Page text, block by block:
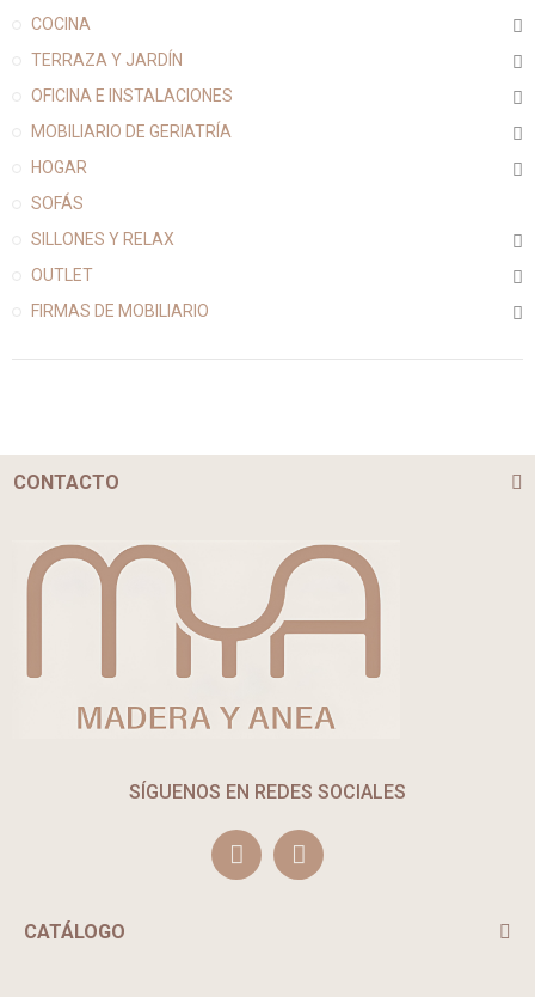
COCINA
TERRAZA Y JARDÍN
OFICINA E INSTALACIONES
MOBILIARIO DE GERIATRÍA
HOGAR
SOFÁS
SILLONES Y RELAX
OUTLET
FIRMAS DE MOBILIARIO
CONTACTO
SÍGUENOS EN REDES SOCIALES
CATÁLOGO